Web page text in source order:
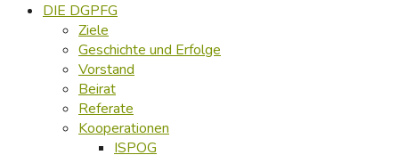
DIE DGPFG
Ziele
Geschichte und Erfolge
Vorstand
Beirat
Referate
Kooperationen
ISPOG